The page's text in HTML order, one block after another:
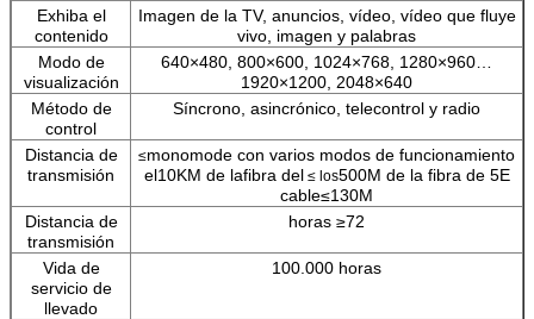
Exhiba el
contenido
Imagen de la TV, anuncios, vídeo, vídeo que fluye
vivo, imagen y palabras
Modo de
visualización
640×480, 800×600, 1024×768, 1280×960…
1920×1200, 2048×640
Método de
control
Síncrono, asincrónico, telecontrol y radio
Distancia de
transmisión
≤monomode con varios modos de funcionamiento
el10KM de lafibra del ≤ los500M de la fibra de 5E
cable≤130M
Distancia de
transmisión
horas ≥72
Vida de
servicio de
llevado
100.000 horas